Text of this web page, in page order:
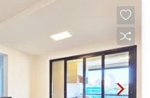
- Area de
- Varanda Gourmet
Vagas - Fino
desde 2000.
e